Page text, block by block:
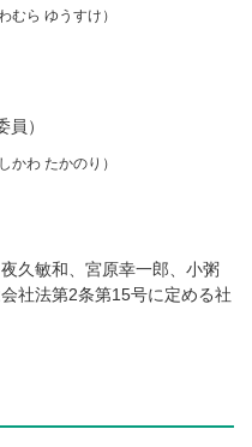
むら ゆうすけ）
）
かわ たかのり）
久敏和、宮原幸一郎、小粥
社法第2条第15号に定める社